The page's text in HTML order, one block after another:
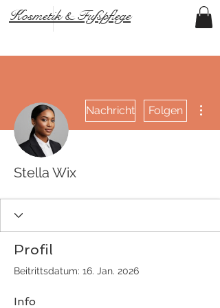
Kosmetik & Fußpflege
Nachricht Folgen
Stella Wix
Profil
Beitrittsdatum: 16. Jan. 2026
Info